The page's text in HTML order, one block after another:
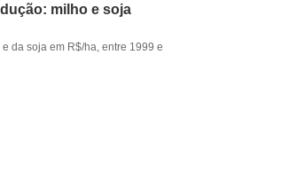
milho e soja
da soja em R$/ha, entre 1999 e